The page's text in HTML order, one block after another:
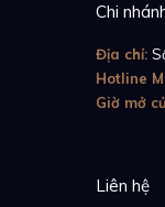
Chi
Địa chỉ:
Hotline
Giờ mở
Liên hệ